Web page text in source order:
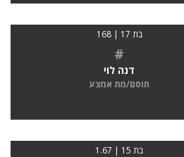
בת 17 | 168
#
דנה לוי
חוסם/מת אמצע
בת 15 | 1.67